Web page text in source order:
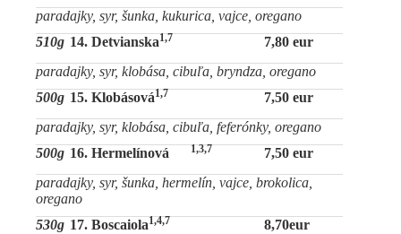
paradajky, syr, šunka, kukurica, vajce, oregano
510g 14. Detvianska1,7
7,80 eur
paradajky, syr, klobása, cibuľa, bryndza, oregano
500g 15. Klobásová1,7
7,50 eur
paradajky, syr, klobása, cibuľa, feferónky, oregano
500g 16. Hermelínová 1,3,7
7,50 eur
paradajky, syr, šunka, hermelín, vajce, brokolica,
oregano
530g 17. Boscaiola1,4,7
8,70eur